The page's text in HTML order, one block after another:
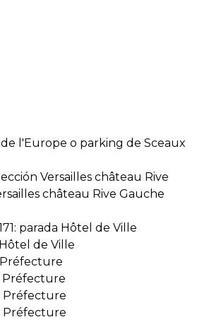
l'Europe o parking de Sceaux
Versailles château Rive
château Rive Gauche
parada Hôtel de Ville
de Ville
Préfecture
Préfecture
Préfecture
Préfecture